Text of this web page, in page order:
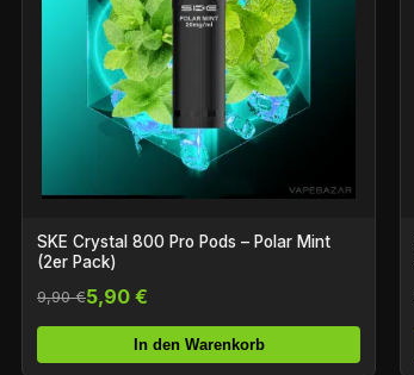
SKE Crystal 800 Pro Pods – Polar Mint
(2er Pack)
9,90 €5,90 €
In den Warenkorb